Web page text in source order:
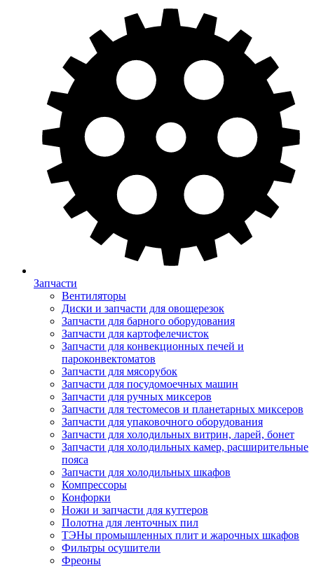
Запчасти
Вентиляторы
Диски и запчасти для овощерезок
Запчасти для барного оборудования
Запчасти для картофелечисток
Запчасти для конвекционных печей и
пароконвектоматов
Запчасти для мясорубок
Запчасти для посудомоечных машин
Запчасти для ручных миксеров
Запчасти для тестомесов и планетарных миксеров
Запчасти для упаковочного оборудования
Запчасти для холодильных витрин, ларей, бонет
Запчасти для холодильных камер, расширительные
пояса
Запчасти для холодильных шкафов
Компрессоры
Конфорки
Ножи и запчасти для куттеров
Полотна для ленточных пил
ТЭНы промышленных плит и жарочных шкафов
Фильтры осушители
Фреоны